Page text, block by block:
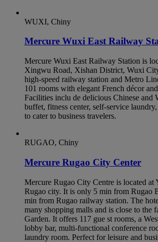
WUXI, Chiny
Mercure Wuxi East Railway
Mercure Wuxi East Railway Station is
Xingwu Road, Xishan District, Wuxi
high-speed railway station and Metro
101 rooms with elegant French décor
Facilities inclu de delicious Chinese and
buffet, fitness center, self-service
to cater to business travelers.
RUGAO, Chiny
Mercure Rugao City Center
Mercure Rugao City Centre is located at
Rugao city. It is only 5 min from Rugao
min from Rugao railway station. The
many shopping malls and is close to the
Garden. It offers 117 gue st rooms, a
lobby bar, multi-functional conference
laundry room. Perfect for leisure and